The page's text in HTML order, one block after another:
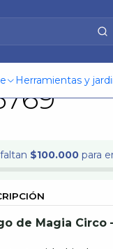
Herramientas y
$100.000 para
de Magia Circo